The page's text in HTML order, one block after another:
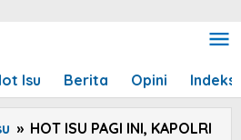
Isu Berita Opini Indeks
» HOT ISU PAGI INI, KAPOLRI